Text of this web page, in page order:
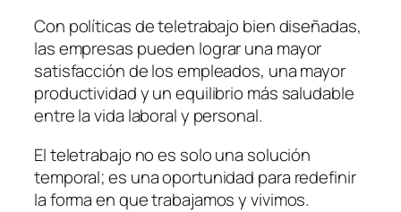
Con políticas de teletrabajo bien diseñadas,
las empresas pueden lograr una mayor
satisfacción de los empleados, una mayor
productividad y un equilibrio más saludable
entre la vida laboral y personal.
El teletrabajo no es solo una solución
temporal; es una oportunidad para redefinir
la forma en que trabajamos y vivimos.